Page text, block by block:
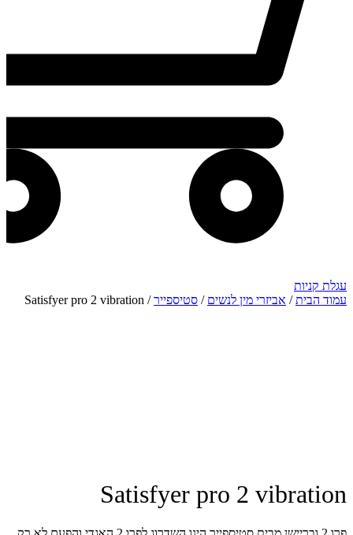
עגלת קניות
עמוד הבית/ אביזרי מין לנשים / סטיספייר/ Satisfyer pro 2 vibration
Satisfyer pro 2 vibration